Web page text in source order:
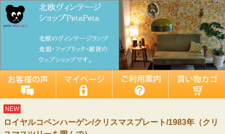
NEW
ロイヤルコペンハーゲン/クリスマスプレート/1983年（クリ